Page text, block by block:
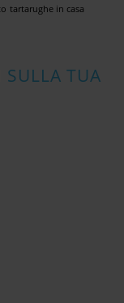
tartarughe in casa
SULLA TUA